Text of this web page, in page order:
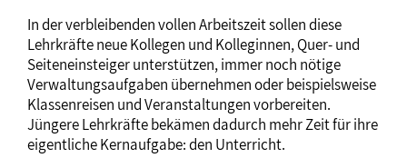
In der verbleibenden vollen Arbeitszeit sollen diese
Lehrkräfte neue Kollegen und Kolleginnen, Quer- und
Seiteneinsteiger unterstützen, immer noch nötige
Verwaltungsaufgaben übernehmen oder beispielsweise
Klassenreisen und Veranstaltungen vorbereiten.
Jüngere Lehrkräfte bekämen dadurch mehr Zeit für ihre
eigentliche Kernaufgabe: den Unterricht.